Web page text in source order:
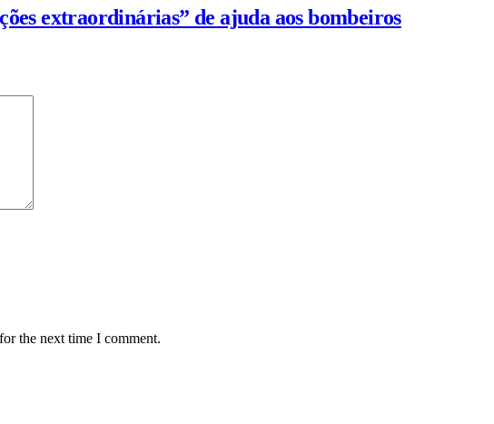
extraordinárias” de ajuda aos bombeiros
the next time I comment.